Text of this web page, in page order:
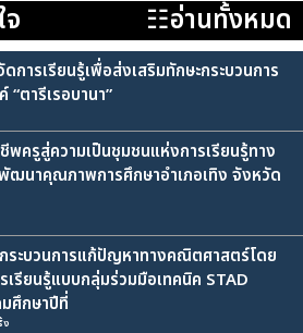
☷อ่านทั้งหมด
ารเรียนรู้เพื่อส่งเสริมทักษะกระบวนการ
“ตารีเรอบานา”
พครูสู่ความเป็นชุมชนแห่งการเรียนรู้ทาง
ฒนาคุณภาพการศึกษาอำเภอเทิง จังหวัด
ระบวนการแก้ปัญหาทางคณิตศาสตร์โดย
เรียนรู้แบบกลุ่มร่วมมือเทคนิค STAD
ศึกษาปีที่
ง